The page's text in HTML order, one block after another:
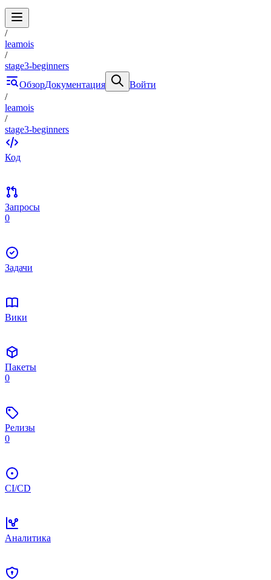
/
leamois
/
stage3-beginners
ОбзорДокументация
Войти
/
leamois
/
stage3-beginners
Код
Запросы
0
Задачи
Вики
Пакеты
0
Релизы
0
CI/CD
Аналитика